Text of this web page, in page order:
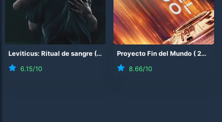
Leviticus: Ritual de sangre ( 2026
)
6.15/10
Proyecto Fin del Mundo (2026
8.66/10